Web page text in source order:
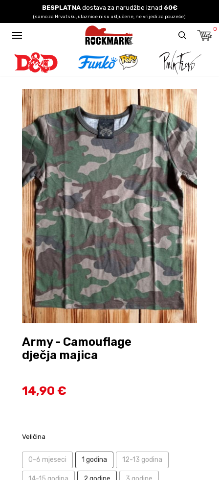
BESPLATNAdostava za narudžbe iznad 60€
(samo za Hrvatsku, ulaznice nisu uključene, ne vrijedi za pouzeće)
0
Army - Camouflage
dječja majica
14,90 €
Veličina
0-6 mjeseci 1 godina 12-13 godina